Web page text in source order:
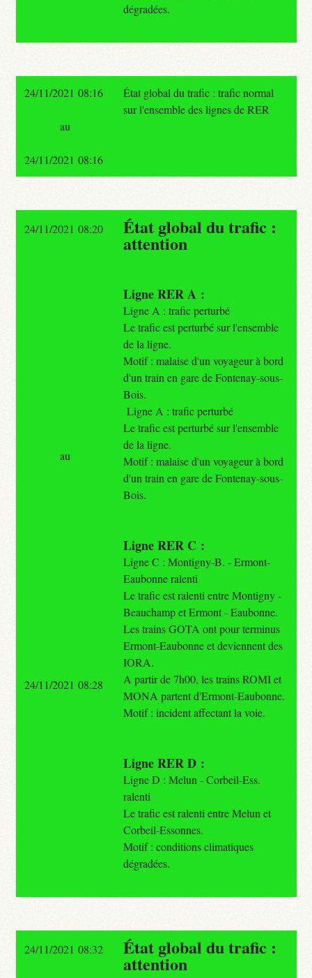
dégradées.
24/11/2021 08:16
État global du trafic : trafic normal
sur l'ensemble des lignes de RER
au
24/11/2021 08:16
24/11/2021 08:20 État global du trafic :
attention
Ligne RER A :
Ligne A : trafic perturbé
Le trafic est perturbé sur l'ensemble
de la ligne.
Motif : malaise d'un voyageur à bord
d'un train en gare de Fontenay-sous-
Bois.
Ligne A : trafic perturbé
Le trafic est perturbé sur l'ensemble
de la ligne.
Motif : malaise d'un voyageur à bord
d'un train en gare de Fontenay-sous-
Bois.
Ligne RER C :
Ligne C : Montigny-B. - Ermont-
Eaubonne ralenti
Le trafic est ralenti entre Montigny -
Beauchamp et Ermont - Eaubonne.
Les trains GOTA ont pour terminus
Ermont-Eaubonne et deviennent des
IORA.
A partir de 7h00, les trains ROMI et
MONA partent d'Ermont-Eaubonne.
Motif : incident affectant la voie.
Ligne RER D :
Ligne D : Melun - Corbeil-Ess.
ralenti
Le trafic est ralenti entre Melun et
Corbeil-Essonnes.
Motif : conditions climatiques
dégradées.
au
24/11/2021 08:28
24/11/2021 08:32 État global du trafic :
attention